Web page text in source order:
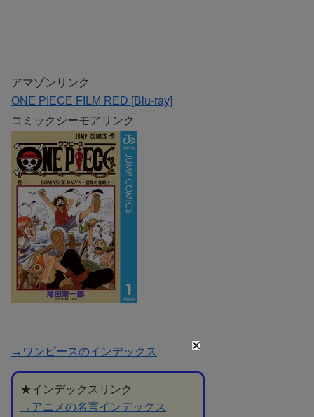
アマゾンリンク
ONE PIECE FILM RED [Blu-ray]
コミックシーモアリンク
→ワンピースのインデックス
★インデックスリンク
→アニメの名言インデックス